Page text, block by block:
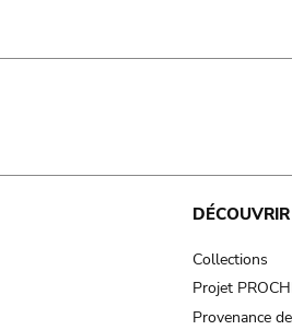
DÉCOUVRIR
Collections
Projet
Provenance